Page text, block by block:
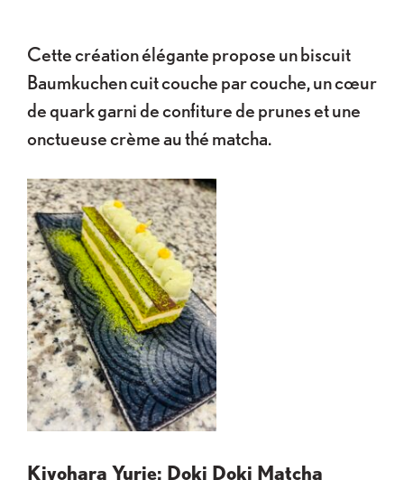
Cette création élégante propose un biscuit
Baumkuchen cuit couche par couche, un cœur
de quark garni de confiture de prunes et une
onctueuse crème au thé matcha.
Kiyohara Yurie: Doki Doki Matcha